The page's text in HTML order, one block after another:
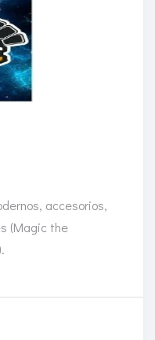
accesorios,
(Magic the